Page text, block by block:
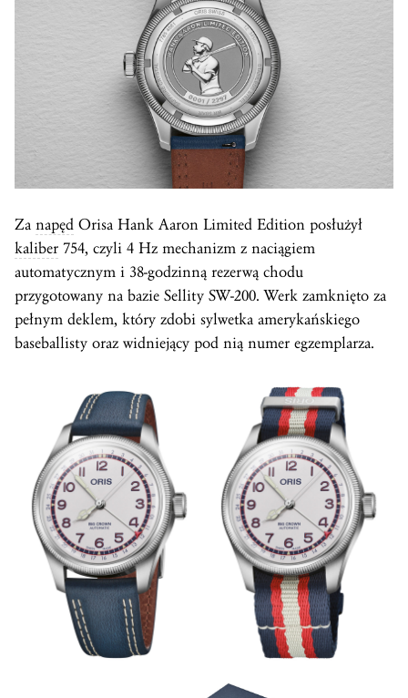
Za napęd Orisa Hank Aaron Limited Edition posłużył
kaliber 754, czyli 4 Hz mechanizm z naciągiem
automatycznym i 38-godzinną rezerwą chodu
przygotowany na bazie Sellity SW-200. Werk zamknięto za
pełnym deklem, który zdobi sylwetka amerykańskiego
baseballisty oraz widniejący pod nią numer egzemplarza.